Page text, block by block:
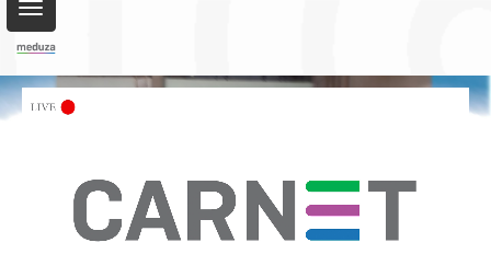
Toggle
navigation